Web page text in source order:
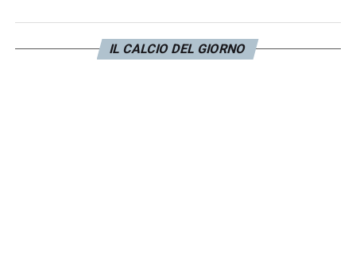
rimane quello di vendere il nigeriano
IL CALCIO DEL GIORNO